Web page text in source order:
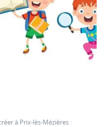
à Prix-lès-Mézières :